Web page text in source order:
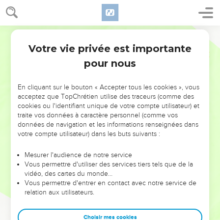
NE MANQUEZ PAS L’ÉVÉNEMENT
DE L’ANNÉE !
ET SI LEURS ERREURS POUVAIENT VOUS ÉVITER LES
VOTRES ?
leur foi ou leur vision. Mais on voit moins les doutes, les erreurs
et les saisons difficiles qu'ils ont traversés, alors même que ce
sont elles qui les ont façonnés.
Dans cette conférence, leaders, entrepreneurs, et responsables
clés pour avancer avec plus de sagesse afin que leurs erreurs
Votre vie privée est importante
pour nous
En cliquant sur le bouton « Accepter tous les cookies », vous
acceptez que TopChrétien utilise des traceurs (comme des
cookies ou l'identifiant unique de votre compte utilisateur) et
traite vos données à caractère personnel (comme vos
données de navigation et les informations renseignées dans
votre compte utilisateur) dans les buts suivants :
Mesurer l'audience de notre service
Vous permettre d'utiliser des services tiers tels que de la
vidéo, des cartes du monde…
Vous permettre d'entrer en contact avec notre service de
relation aux utilisateurs.
Choisir mes cookies